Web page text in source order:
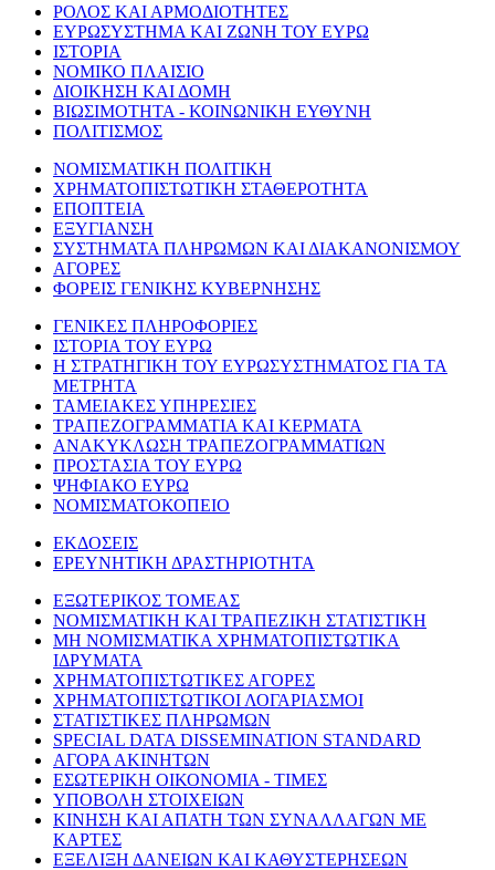
ΡΟΛΟΣ ΚΑΙ ΑΡΜΟΔΙΟΤΗΤΕΣ
ΕΥΡΩΣΥΣΤΗΜΑ ΚΑΙ ΖΩΝΗ ΤΟΥ ΕΥΡΩ
ΙΣΤΟΡΙΑ
ΝΟΜΙΚΟ ΠΛΑΙΣΙΟ
ΔΙΟΙΚΗΣΗ ΚΑΙ ΔΟΜΗ
ΒΙΩΣΙΜΟΤΗΤΑ - ΚΟΙΝΩΝΙΚΗ ΕΥΘΥΝΗ
ΠΟΛΙΤΙΣΜΟΣ
ΝΟΜΙΣΜΑΤΙΚΗ ΠΟΛΙΤΙΚΗ
ΧΡΗΜΑΤΟΠΙΣΤΩΤΙΚΗ ΣΤΑΘΕΡΟΤΗΤΑ
ΕΠΟΠΤΕΙΑ
ΕΞΥΓΙΑΝΣΗ
ΣΥΣΤΗΜΑΤΑ ΠΛΗΡΩΜΩΝ ΚΑΙ ΔΙΑΚΑΝΟΝΙΣΜΟΥ
ΑΓΟΡΕΣ
ΦΟΡΕΙΣ ΓΕΝΙΚΗΣ ΚΥΒΕΡΝΗΣΗΣ
ΓΕΝΙΚΕΣ ΠΛΗΡΟΦΟΡΙΕΣ
ΙΣΤΟΡΙΑ ΤΟΥ ΕΥΡΩ
Η ΣΤΡΑΤΗΓΙΚΗ ΤΟΥ ΕΥΡΩΣΥΣΤΗΜΑΤΟΣ ΓΙΑ ΤΑ
ΜΕΤΡΗΤΑ
ΤΑΜΕΙΑΚΕΣ ΥΠΗΡΕΣΙΕΣ
ΤΡΑΠΕΖΟΓΡΑΜΜΑΤΙΑ ΚΑΙ ΚΕΡΜΑΤΑ
ΑΝΑΚΥΚΛΩΣΗ ΤΡΑΠΕΖΟΓΡΑΜΜΑΤΙΩΝ
ΠΡΟΣΤΑΣΙΑ ΤΟΥ ΕΥΡΩ
ΨΗΦΙΑΚΟ ΕΥΡΩ
ΝΟΜΙΣΜΑΤΟΚΟΠΕΙΟ
ΕΚΔΟΣΕΙΣ
ΕΡΕΥΝΗΤΙΚΗ ΔΡΑΣΤΗΡΙΟΤΗΤΑ
ΕΞΩΤΕΡΙΚΟΣ ΤΟΜΕΑΣ
ΝΟΜΙΣΜΑΤΙΚΗ ΚΑΙ ΤΡΑΠΕΖΙΚΗ ΣΤΑΤΙΣΤΙΚΗ
ΜΗ ΝΟΜΙΣΜΑΤΙΚΑ ΧΡΗΜΑΤΟΠΙΣΤΩΤΙΚΑ
ΙΔΡΥΜΑΤΑ
ΧΡΗΜΑΤΟΠΙΣΤΩΤΙΚΕΣ ΑΓΟΡΕΣ
ΧΡΗΜΑΤΟΠΙΣΤΩΤΙΚΟΙ ΛΟΓΑΡΙΑΣΜΟΙ
ΣΤΑΤΙΣΤΙΚΕΣ ΠΛΗΡΩΜΩΝ
SPECIAL DATA DISSEMINATION STANDARD
ΑΓΟΡΑ ΑΚΙΝΗΤΩΝ
ΕΣΩΤΕΡΙΚΗ ΟΙΚΟΝΟΜΙΑ - ΤΙΜΕΣ
ΥΠΟΒΟΛΗ ΣΤΟΙΧΕΙΩΝ
ΚΙΝΗΣΗ ΚΑΙ ΑΠΑΤΗ ΤΩΝ ΣΥΝΑΛΛΑΓΩΝ ΜΕ
ΚΑΡΤΕΣ
ΕΞΕΛΙΞΗ ΔΑΝΕΙΩΝ ΚΑΙ ΚΑΘΥΣΤΕΡΗΣΕΩΝ